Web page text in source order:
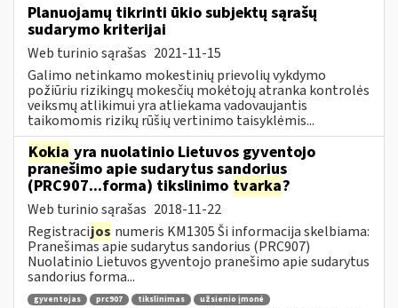
Planuojamų tikrinti ūkio subjektų sąrašų
sudarymo kriterijai
Web turinio sąrašas 2021-11-15
Galimo netinkamo mokestinių prievolių vykdymo
požiūriu rizikingų mokesčių mokėtojų atranka kontrolės
veiksmų atlikimui yra atliekama vadovaujantis
taikomomis rizikų rūšių vertinimo taisyklėmis...
Kokia yra nuolatinio Lietuvos gyventojo
pranešimo apie sudarytus sandorius
(PRC907...forma) tikslinimo tvarka?
Web turinio sąrašas 2018-11-22
Registracijos numeris KM1305 Ši informacija skelbiama:
Pranešimas apie sudarytus sandorius (PRC907)
Nuolatinio Lietuvos gyventojo pranešimo apie sudarytus
sandorius forma...
gyventojas prc907 tikslinimas
užsienio įmonė